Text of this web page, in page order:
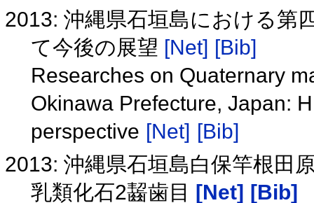
2013: 沖縄県石垣島における第
て今後の展望 [Net] [Bib]
Researches on Quaternary
Okinawa Prefecture, Japan:
perspective [Net] [Bib]
2013: 沖縄県石垣島白保竿根田
乳類化石2齧歯目 [Net] [Bib]